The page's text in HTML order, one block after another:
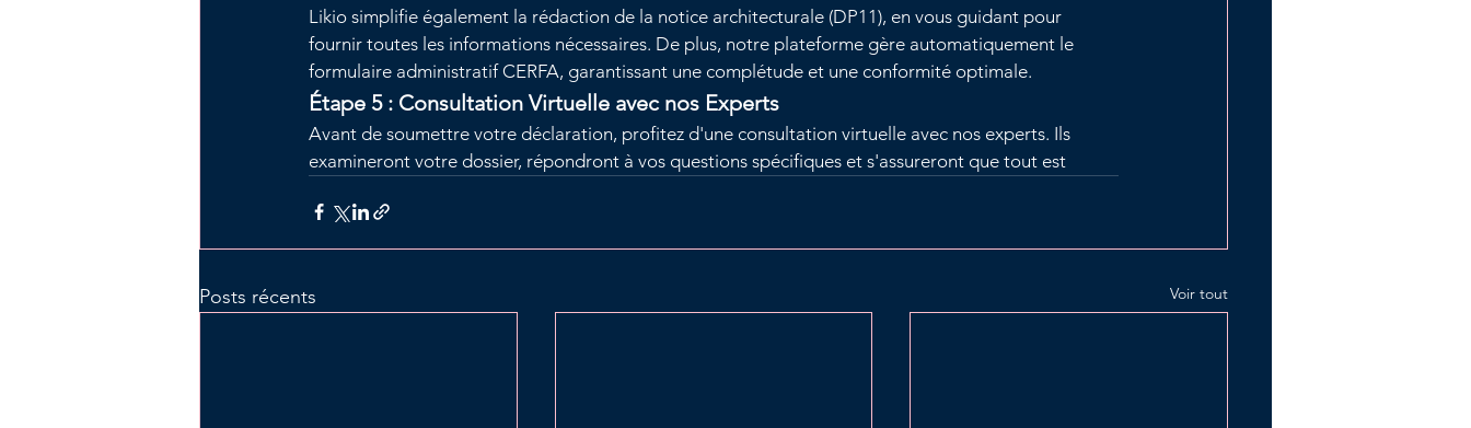
Likio simplifie également la rédaction de la notice architecturale (DP11), en vous guidant pour
fournir toutes les informations nécessaires. De plus, notre plateforme gère automatiquement le
formulaire administratif CERFA, garantissant une complétude et une conformité optimale.
Étape 5 : Consultation Virtuelle avec nos Experts
Avant de soumettre votre déclaration, profitez d'une consultation virtuelle avec nos experts. Ils
examineront votre dossier, répondront à vos questions spécifiques et s'assureront que tout est
Posts récents Voir tout